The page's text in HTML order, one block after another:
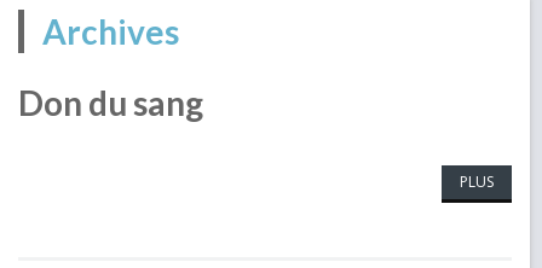
Archives
Don du sang
PLUS